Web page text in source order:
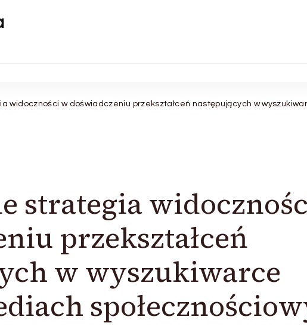
widoczności w doświadczeniu przekształceń następujących w
strategia
przekształceń
w wyszukiwarce